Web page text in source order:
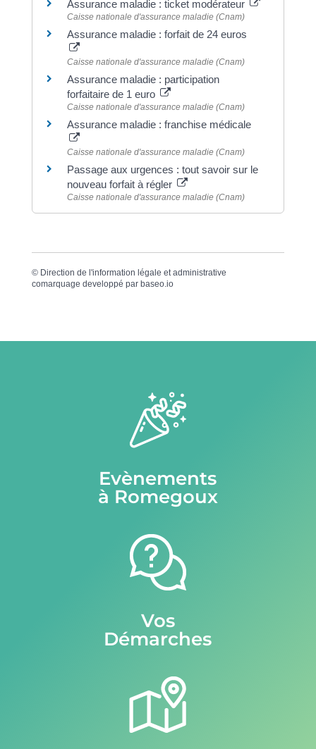
Assurance maladie : ticket modérateur
Caisse nationale d'assurance maladie (Cnam)
Assurance maladie : forfait de 24 euros
Caisse nationale d'assurance maladie (Cnam)
Assurance maladie : participation
forfaitaire de 1 euro
Caisse nationale d'assurance maladie (Cnam)
Assurance maladie : franchise médicale
Caisse nationale d'assurance maladie (Cnam)
Passage aux urgences : tout savoir sur le
nouveau forfait à régler
Caisse nationale d'assurance maladie (Cnam)
© Direction de l'information légale et administrative
comarquage developpé par baseo.io
Evènements
à Romegoux
Vos
Démarches